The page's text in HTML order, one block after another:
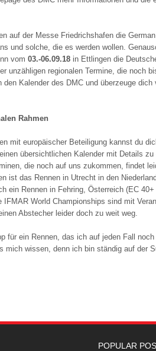
auf der Messe Friedrichshafen die
und solche, die es werden wollen.
vom03.-06.09.18 in Ettlingen die
unzähligen regionalen Termine, die noch
Kalender des DMC und überzeuge dich
Rahmen
mit europäischer Beteiligung kannst du
übersichtlichen Kalender mit Details
die noch auf uns zukommen, findet
ist das Rennen in Utrecht in den
ein Rennen in Fehring, Österreich (EC
IFMAR World Championships sind mit
Abstecher leider doch zu weit weg.
für ein Rennen, das ich auf jeden Fall
mich wissen, denn ich bin ständig auf der
POPULAR